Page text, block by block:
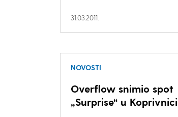
31.03.2011.
NOVOSTI
Overflow snimio spot
„Surprise“ u Koprivnici